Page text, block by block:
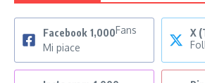
Facebook 1,000Fans
Mi piace
X